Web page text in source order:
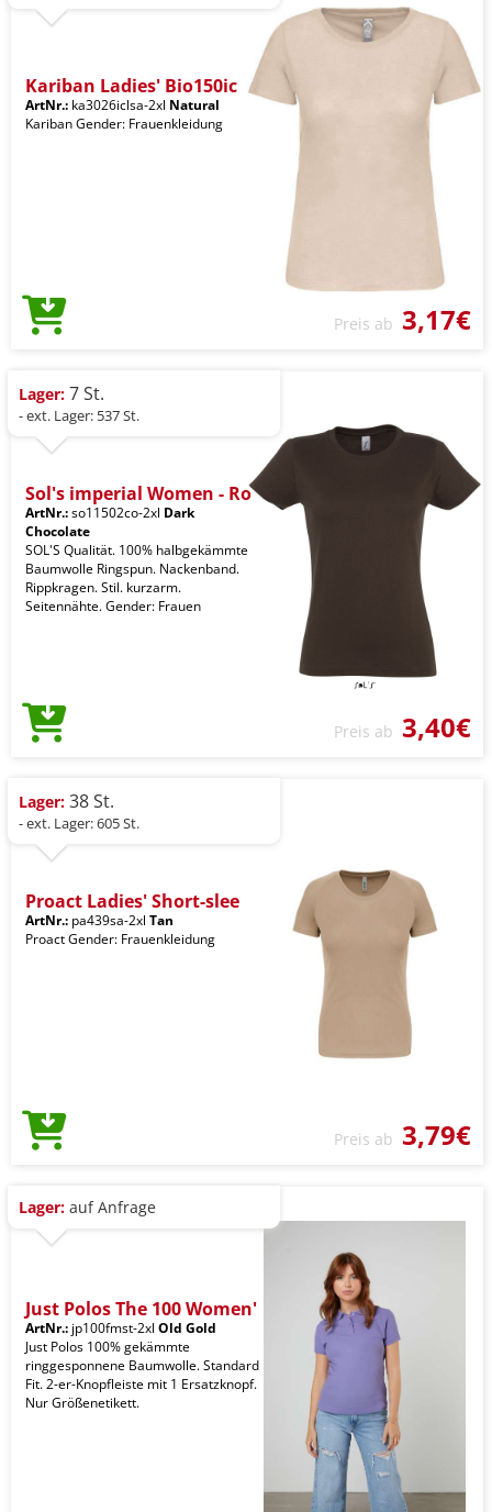
Kariban Ladies' Bio150ic
ArtNr.: ka3026iclsa-2xl Natural
Kariban Gender: Frauenkleidung
Preis ab 3,17€
Lager: 7 St.
- ext. Lager: 537 St.
Sol's imperial Women - Ro
ArtNr.:so11502co-2xl Dark
Chocolate
SOL'S Qualität. 100% halbgekämmte
Baumwolle Ringspun. Nackenband.
Rippkragen. Stil. kurzarm.
Seitennähte. Gender: Frauen
Preis ab 3,40€
Lager: 38 St.
- ext. Lager: 605 St.
Proact Ladies' Short-slee
ArtNr.: pa439sa-2xl Tan
Proact Gender: Frauenkleidung
Preis ab 3,79€
Lager: auf Anfrage
Just Polos The 100 Women'
ArtNr.: jp100fmst-2xl Old Gold
Just Polos 100% gekämmte
ringgesponnene Baumwolle. Standard
Fit. 2-er-Knopfleiste mit 1 Ersatzknopf.
Nur Größenetikett.